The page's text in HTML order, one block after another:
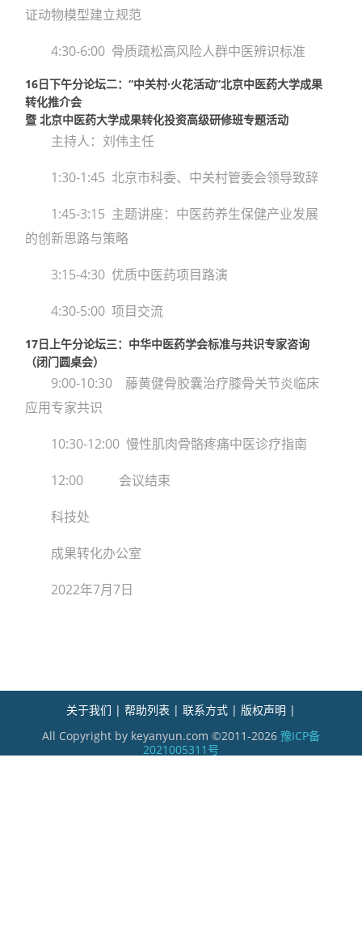
证动物模型建立规范
4:30-6:00 骨质疏松高风险人群中医辨识标准
16日下午分论坛二：“中关村·火花活动”北京中医药大学成果
转化推介会
暨 北京中医药大学成果转化投资高级研修班专题活动
主持人：刘伟主任
1:30-1:45 北京市科委、中关村管委会领导致辞
1:45-3:15 主题讲座：中医药养生保健产业发展
的创新思路与策略
3:15-4:30 优质中医药项目路演
4:30-5:00 项目交流
17日上午分论坛三：中华中医药学会标准与共识专家咨询
（闭门圆桌会）
9:00-10:30 藤黄健骨胶囊治疗膝骨关节炎临床
应用专家共识
10:30-12:00 慢性肌肉骨骼疼痛中医诊疗指南
12:00 会议结束‍
科技处
成果转化办公室
2022年7月7日
关于我们 | 帮助列表 | 联系方式 | 版权声明 |
All Copyright by keyanyun.com ©2011-2026 豫ICP备
2021005311号